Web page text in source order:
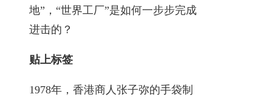
地”，“世界工厂”是如何一步步完成
进击的？
贴上标签
1978年，香港商人张子弥的手袋制